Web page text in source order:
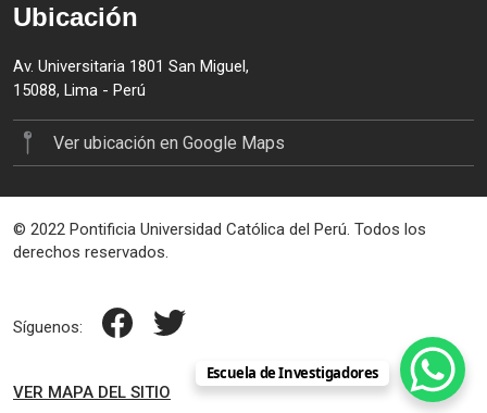
Ubicación
Av. Universitaria 1801 San Miguel,
15088, Lima - Perú
Ver ubicación en Google Maps
© 2022 Pontificia Universidad Católica del Perú. Todos los
derechos reservados.
Síguenos:
VER MAPA DEL SITIO
Escuela de Investigadores